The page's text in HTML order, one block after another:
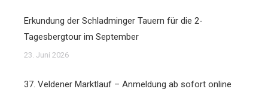
Erkundung der Schladminger Tauern für die 2-
Tagesbergtour im September
23. Juni 2026
37. Veldener Marktlauf – Anmeldung ab sofort online